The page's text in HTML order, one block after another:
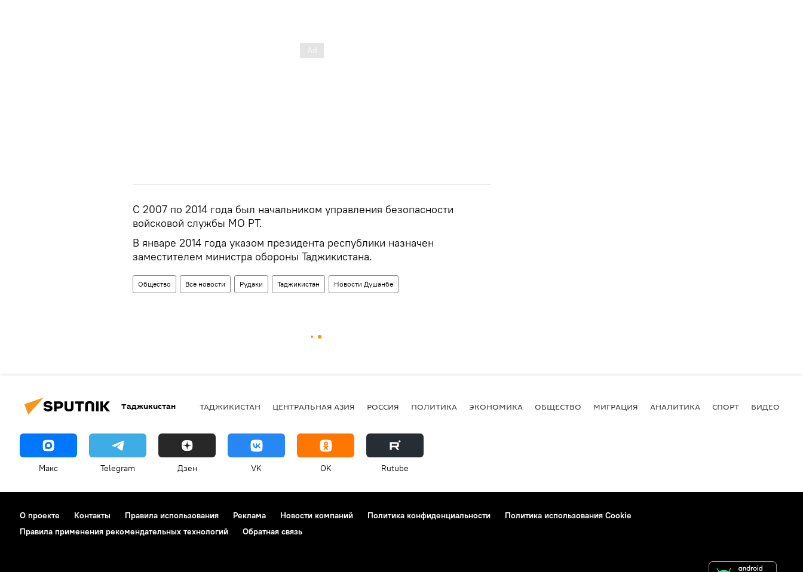
С 2007 по 2014 года был начальником управления безопасности
войсковой службы МО РТ.
В январе 2014 года указом президента республики назначен
заместителем министра обороны Таджикистана.
Общество Все новости Рудаки Таджикистан Новости Душанбе
Таджикистан ТАДЖИКИСТАН ЦЕНТРАЛЬНАЯ АЗИЯ РОССИЯ ПОЛИТИКА ЭКОНОМИКА ОБЩЕСТВО МИГРАЦИЯ АНАЛИТИКА СПОРТ ВИДЕО
Макс Telegram Дзен VK OK Rutube
О проекте Контакты Правила использования Реклама Новости компаний Политика конфиденциальности
Политика использования Cookie
Правила применения рекомендательных технологий
Обратная связь